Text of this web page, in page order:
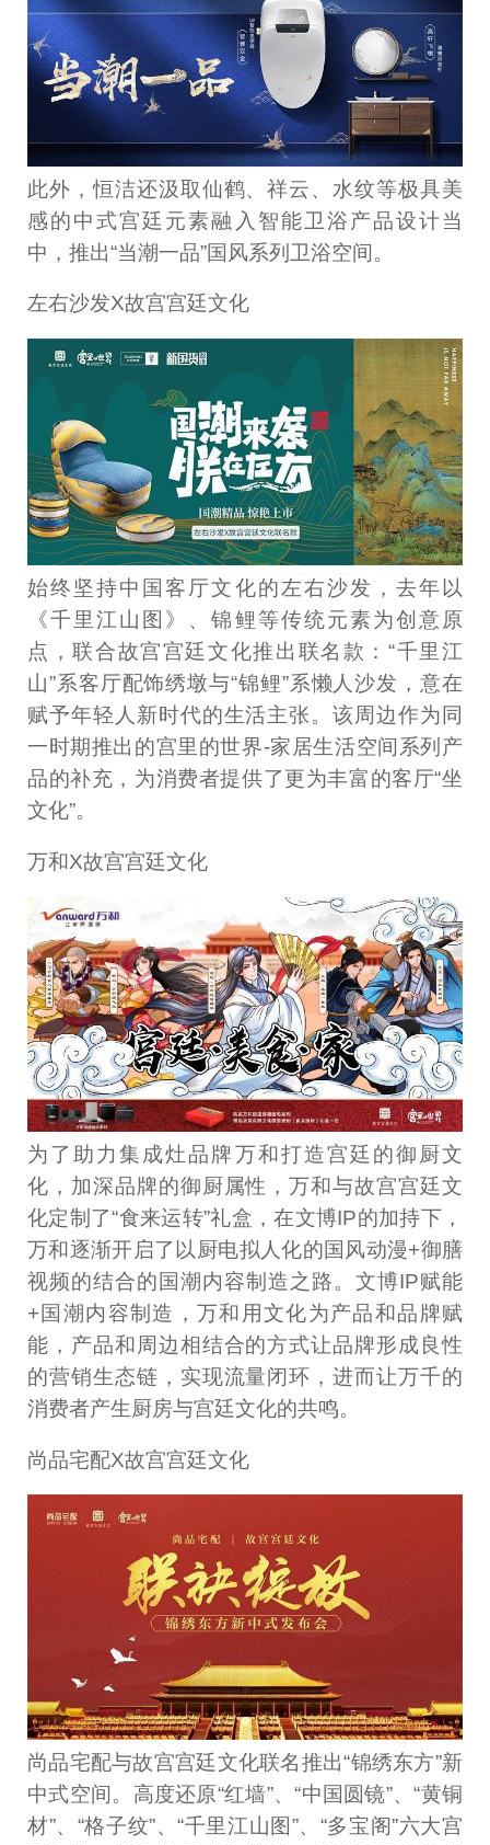
此外，恒洁还汲取仙鹤、祥云、水纹等极具美
感的中式宫廷元素融入智能卫浴产品设计当
中，推出“当潮一品”国风系列卫浴空间。
左右沙发X故宫宫廷文化
始终坚持中国客厅文化的左右沙发，去年以
《千里江山图》、锦鲤等传统元素为创意原
点，联合故宫宫廷文化推出联名款：“千里江
山”系客厅配饰绣墩与“锦鲤”系懒人沙发，意在
赋予年轻人新时代的生活主张。该周边作为同
一时期推出的宫里的世界-家居生活空间系列产
品的补充，为消费者提供了更为丰富的客厅“坐
文化”。
万和X故宫宫廷文化
为了助力集成灶品牌万和打造宫廷的御厨文
化，加深品牌的御厨属性，万和与故宫宫廷文
化定制了“食来运转”礼盒，在文博IP的加持下，
万和逐渐开启了以厨电拟人化的国风动漫+御膳
视频的结合的国潮内容制造之路。文博IP赋能
+国潮内容制造，万和用文化为产品和品牌赋
能，产品和周边相结合的方式让品牌形成良性
的营销生态链，实现流量闭环，进而让万千的
消费者产生厨房与宫廷文化的共鸣。
尚品宅配X故宫宫廷文化
尚品宅配与故宫宫廷文化联名推出“锦绣东方”新
中式空间。高度还原“红墙”、“中国圆镜”、“黄铜
材”、“格子纹”、“千里江山图”、“多宝阁”六大宫